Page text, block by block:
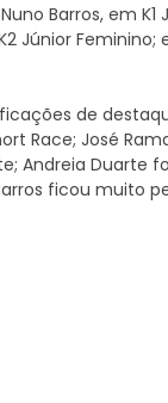
Barros, em K1
Júnior
de
Race; José
Andreia Duarte
ficou muito